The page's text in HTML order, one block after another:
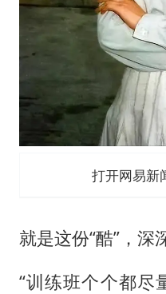
打开网易新
就是这份“酷”，深
“训练班个个都尽